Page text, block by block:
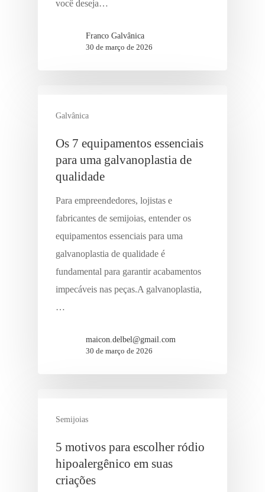
você deseja…
Franco Galvânica
30 de março de 2026
Galvânica
Os 7 equipamentos essenciais
para uma galvanoplastia de
qualidade
Para empreendedores, lojistas e
fabricantes de semijoias, entender os
equipamentos essenciais para uma
galvanoplastia de qualidade é
fundamental para garantir acabamentos
impecáveis nas peças.A galvanoplastia,
…
maicon.delbel@gmail.com
30 de março de 2026
Semijoias
5 motivos para escolher ródio
hipoalergênico em suas
criações